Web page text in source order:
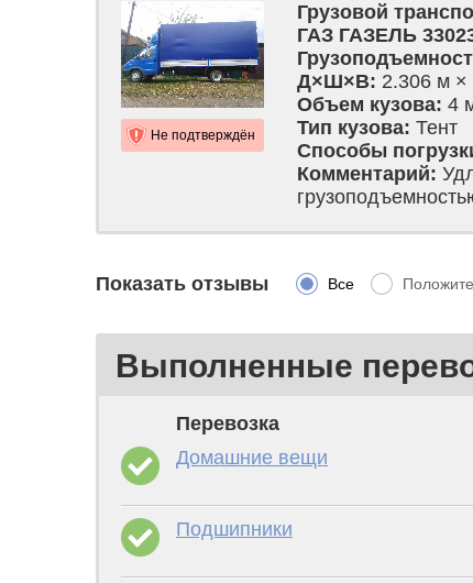
Не подтверждён
Грузовой
ГАЗ ГАЗЕЛЬ
Д×Ш×В: 2.306 м
Объем кузова: 4
Тип кузова: Тент
Способы
Комментарий:
Показать отзывы Все
Выполненные
Перевозка
Домашние вещи
Подшипники